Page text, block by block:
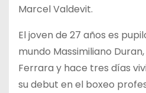
Marcel Valdevit.
El joven de 27 años es
mundo Massimiliano
Ferrara y hace tres días
su debut en el boxeo